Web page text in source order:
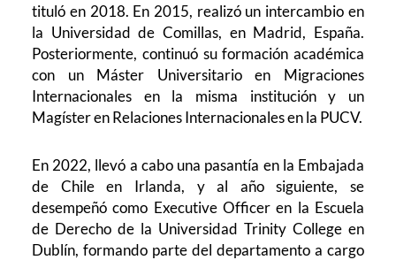
tituló en 2018. En 2015, realizó un intercambio en
la Universidad de Comillas, en Madrid, España.
Posteriormente, continuó su formación académica
con un Máster Universitario en Migraciones
Internacionales en la misma institución y un
Magíster en Relaciones Internacionales en la PUCV.
En 2022, llevó a cabo una pasantía en la Embajada
de Chile en Irlanda, y al año siguiente, se
desempeñó como Executive Officer en la Escuela
de Derecho de la Universidad Trinity College en
Dublín, formando parte del departamento a cargo